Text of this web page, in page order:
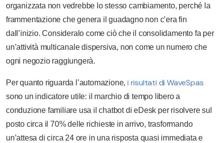
organizzata non vedrebbe lo stesso cambiamento, perché la
frammentazione che genera il guadagno non c’era fin
dall’inizio. Consideralo come ciò che il consolidamento fa per
un’attività multicanale dispersiva, non come un numero che
ogni negozio raggiungerà.
Per quanto riguarda l’automazione, i risultati di WaveSpas
sono un indicatore utile: il marchio di tempo libero a
conduzione familiare usa il chatbot di eDesk per risolvere sul
posto circa il 70% delle richieste in arrivo, trasformando
un’attesa di circa 24 ore in una risposta quasi immediata e